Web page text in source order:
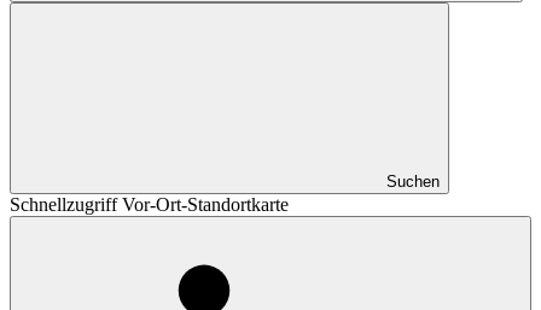
Suchen
Schnellzugriff Vor-Ort-Standortkarte